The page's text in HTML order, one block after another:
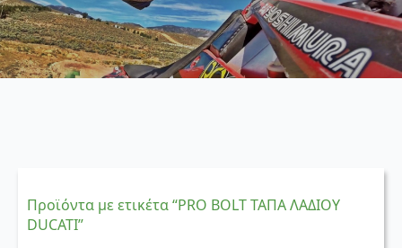
Προϊόντα με ετικέτα “PRO BOLT ΤΑΠΑ ΛΑΔΙΟΥ
DUCATI”